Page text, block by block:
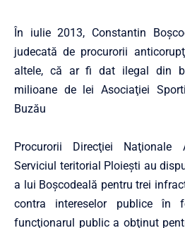
În iulie 2013, Constantin
judecată de procurorii
altele, că ar fi dat ilegal din
milioane de lei Asociaţiei
Buzău
Procurorii Direcţiei Naţionale
Serviciul teritorial Ploieşti au
a lui Boşcodeală pentru trei
contra intereselor publice în
funcţionarul public a obţinut